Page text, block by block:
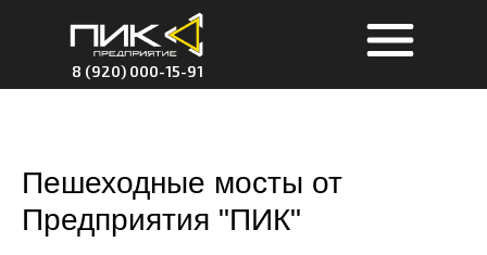
8 (920) 000-15-91
Пешеходные мосты от
Предприятия "ПИК"